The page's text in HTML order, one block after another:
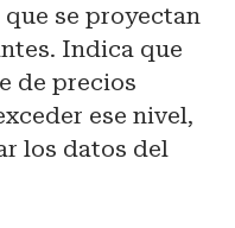
se proyectan
Indica que
de precios
ese nivel,
los datos del